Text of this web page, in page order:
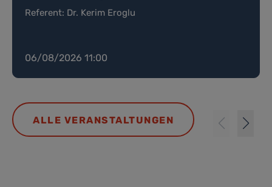
Referent: Dr. Kerim Eroglu
06/08/2026 11:00
ALLE VERANSTALTUNGEN